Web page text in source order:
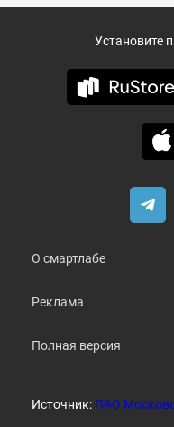
Установите
О смартлабе
Реклама
Полная версия
Источник: ПАО